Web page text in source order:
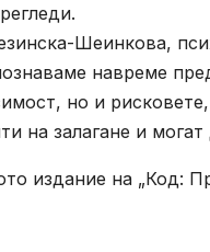
Шеинкова,
навреме
но и
на залагане и
издание на „Код: